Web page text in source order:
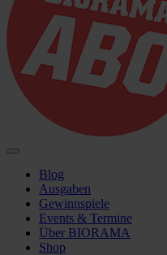
Blog
Ausgaben
Gewinnspiele
Events & Termine
Über BIORAMA
Shop